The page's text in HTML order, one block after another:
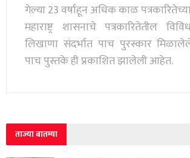
गेल्या 23 वर्षाहून अधिक काळ पत्रकारितेच्या
महाराष्ट्र शासनाचे पत्रकारितेतील
लिखाणा संदर्भात पाच पुरस्कार
पाच पुस्तके ही प्रकाशित झालेली आहेत.
ताज्या बातम्या